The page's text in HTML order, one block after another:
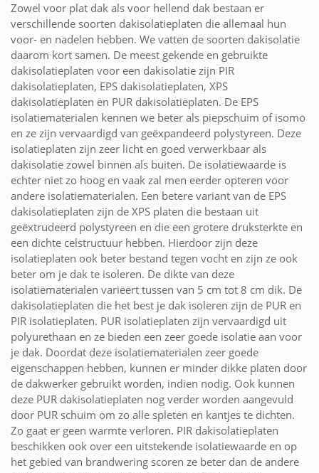
Zowel voor plat dak als voor hellend dak bestaan er
verschillende soorten dakisolatieplaten die allemaal hun
voor- en nadelen hebben. We vatten de soorten dakisolatie
daarom kort samen. De meest gekende en gebruikte
dakisolatieplaten voor een dakisolatie zijn PIR
dakisolatieplaten, EPS dakisolatieplaten, XPS
dakisolatieplaten en PUR dakisolatieplaten. De EPS
isolatiematerialen kennen we beter als piepschuim of isomo
en ze zijn vervaardigd van geëxpandeerd polystyreen. Deze
isolatieplaten zijn zeer licht en goed verwerkbaar als
dakisolatie zowel binnen als buiten. De isolatiewaarde is
echter niet zo hoog en vaak zal men eerder opteren voor
andere isolatiematerialen. Een betere variant van de EPS
dakisolatieplaten zijn de XPS platen die bestaan uit
geëxtrudeerd polystyreen en die een grotere druksterkte en
een dichte celstructuur hebben. Hierdoor zijn deze
isolatieplaten ook beter bestand tegen vocht en zijn ze ook
beter om je dak te isoleren. De dikte van deze
isolatiematerialen varieert tussen van 5 cm tot 8 cm dik. De
dakisolatieplaten die het best je dak isoleren zijn de PUR en
PIR isolatieplaten. PUR isolatieplaten zijn vervaardigd uit
polyurethaan en ze bieden een zeer goede isolatie aan voor
je dak. Doordat deze isolatiematerialen zeer goede
eigenschappen hebben, kunnen er minder dikke platen door
de dakwerker gebruikt worden, indien nodig. Ook kunnen
deze PUR dakisolatieplaten nog verder worden aangevuld
door PUR schuim om zo alle spleten en kantjes te dichten.
Zo gaat er geen warmte verloren. PIR dakisolatieplaten
beschikken ook over een uitstekende isolatiewaarde en op
het gebied van brandwering scoren ze beter dan de andere